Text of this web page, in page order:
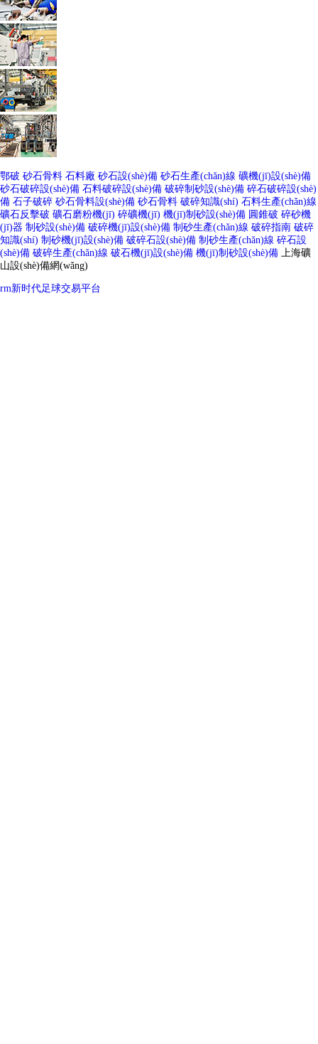
鄂破 砂石骨料 石料廠 砂石設(shè)備 砂石生產(chǎn)線 礦機(jī)設(shè)備
砂石破碎設(shè)備 石料破碎設(shè)備 破碎制砂設(shè)備 碎石破碎設(shè)
備 石子破碎 砂石骨料設(shè)備 砂石骨料 破碎知識(shí) 石料生產(chǎn)線
礦石反擊破 礦石磨粉機(jī) 碎礦機(jī) 機(jī)制砂設(shè)備 圓錐破 碎砂機
(jī)器 制砂設(shè)備 破碎機(jī)設(shè)備 制砂生產(chǎn)線 破碎指南 破碎
知識(shí) 制砂機(jī)設(shè)備 破碎石設(shè)備 制砂生產(chǎn)線 碎石設
(shè)備 破碎生產(chǎn)線 破石機(jī)設(shè)備 機(jī)制砂設(shè)備 上海礦
山設(shè)備網(wǎng)
rm新时代足球交易平台